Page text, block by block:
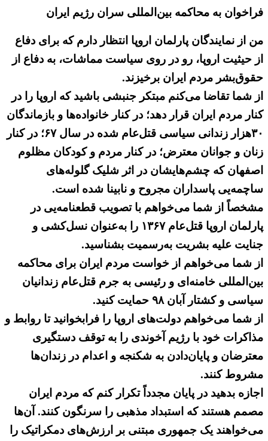
فراخوان به محاکمه بین‌المللی سران رژیم ایران
من از نمایندگان پارلمان اروپا انتظار دارم که برای دفاع
از حیثیت اروپا، رو در روی سیاست مماشات، به دفاع از
حقوق‌بشر مردم ایران برخیزند.
از شما تقاضا می‌کنم مبتکر جنبشی باشید که اروپا را در
کنار مردم ایران قرار دهد؛ در کنار خانواده‌ها و بازماندگان
۳۰‌هزار زندانی سیاسی قتل‌عام شده در سال ۶۷؛ در کنار
زنان و جوانان معترض؛ در کنار مردم و کودکان مظلوم
اصفهان که چشم‌هایشان در اثر شلیک گلوله‌های
ساچمه‌یی پاسداران مجروح و نابینا شده است.
مشخصاً از شما می‌خواهم با تصویب قطعنامه‌یی در
پارلمان اروپا قتل‌عام ۱۳۶۷ را به‌عنوان نسل‌کشی و
جنایت علیه بشریت به‌رسمیت بشناسید.
از شما می‌خواهم از خواست مردم ایران برای محاکمه
بین‌المللی خامنه‌ای و رئیسی به جرم قتل‌عام زندانیان
سیاسی و کشتار آبان ۹۸ حمایت کنید.
از شما می‌خواهم دولت‌های اروپا را فرابخوانید تا روابط و
مذاکرات خود با رژیم آخوندی را به توقف دستگیری
معترضان و پایان‌دادن به شکنجه و اعدام در زندان‌ها
مشروط کنند.
اجازه بدهید در پایان مجدداً تکرار کنم که مردم ایران
مصمم هستند که استبداد مذهبی را سرنگون کنند. آن‌ها
می‌خواهند یک جمهوری مبتنی بر ارزش‌های دمکراتیک را